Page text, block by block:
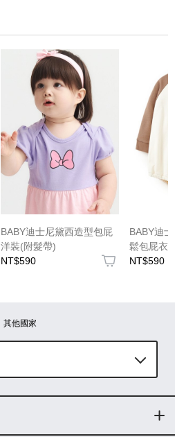
BABY迪士尼黛西造型包屁
洋裝(附髮帶)
NT$590
BABY迪
鬆包屁衣-
NT$590
其他國家